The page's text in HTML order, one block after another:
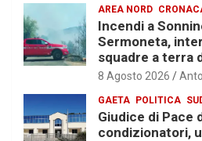
AREA NORD
Incendi a
Sermoneta,
squadre a terra
8 Agosto 2026
GAETA POLITICA
Giudice di Pace
condizionatori,